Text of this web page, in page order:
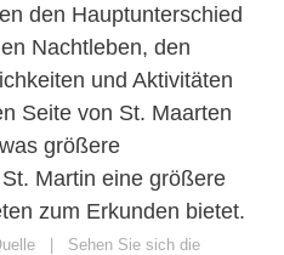
den Hauptunterschied
Nachtleben, den
und Aktivitäten
Seite von St. Maarten
größere
Martin eine größere
zum Erkunden bietet.
| Sehen Sie sich die